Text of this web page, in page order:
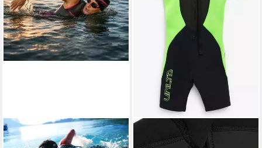
CAMARO
Neoprenanzug CAMARO
Neoprenanzug Neoprenanzug